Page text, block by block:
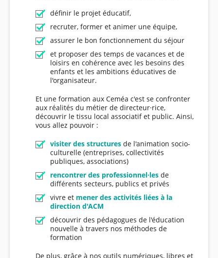
définir le projet éducatif,
recruter, former et animer une équipe,
assurer le bon fonctionnement du séjour
et proposer des temps de vacances et de
loisirs en cohérence avec les besoins des
enfants et les ambitions éducatives de
l'organisateur.
Et une formation aux Ceméa c'est se confronter
aux réalités du métier de directeur·rice,
découvrir le tissu local associatif et public. Ainsi,
vous allez pouvoir :
visiter des structuresde l'animation socio-
culturelle (entreprises, collectivités
publiques, associations)
rencontrer des professionnel·lesde
différents secteurs, publics et privés
vivre et mener des activités liées à la
direction d'ACM
découvrir des pédagogues de l'éducation
nouvelle à travers nos méthodes de
formation
De plus, grâce à nos outils numériques, libres et